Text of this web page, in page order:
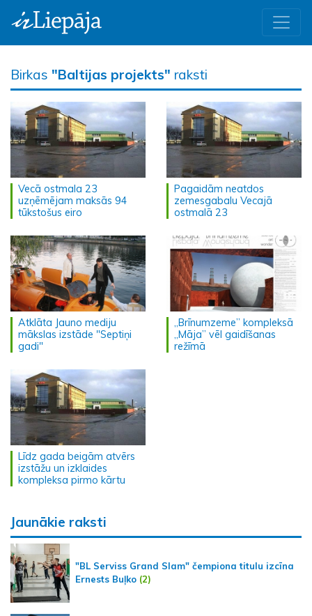
Birkas "Baltijas projekts" raksti
Vecā ostmala 23
uzņēmējam maksās 94
tūkstošus eiro
Pagaidām neatdos
zemesgabalu Vecajā
ostmalā 23
Atklāta Jauno mediju
mākslas izstāde "Septiņi
gadi"
„Brīnumzeme” kompleksā
„Māja” vēl gaidīšanas
režīmā
Līdz gada beigām atvērs
izstāžu un izklaides
kompleksa pirmo kārtu
Jaunākie raksti
"BL Serviss Grand Slam" čempiona titulu izcīna
Ernests Buļko (2)